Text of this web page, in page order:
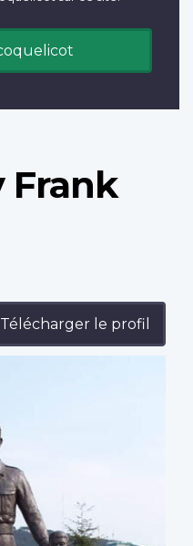
Frank
Télécharger le profil